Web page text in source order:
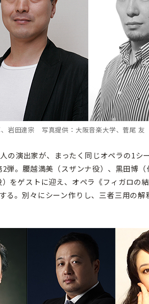
岩田達宗 写真提供：大阪音楽大学、菅尾 友
演出家が、まったく同じオペラの1シ
弾。腰越満美（スザンナ役）、黒田博
をゲストに迎え、オペラ《フィガロの
。別々にシーン作りし、三者三用の解